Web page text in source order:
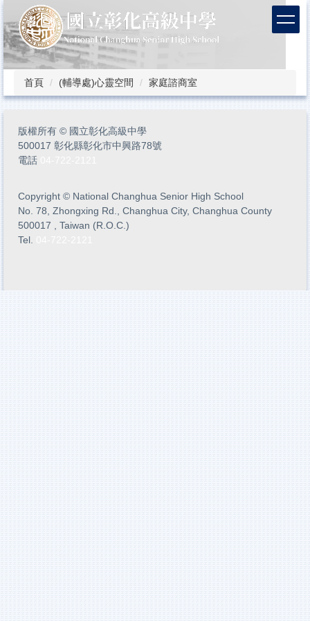
到
主
要
內
區
首頁 (輔導處)心靈空間 家庭諮商室
版權所有 © 國立彰化高級中學
500017 彰化縣彰化市中興路78號
電話
Copyright © National Changhua Senior High School
No. 78, Zhongxing Rd., Changhua City, Changhua County
500017 , Taiwan (R.O.C.)
Tel.